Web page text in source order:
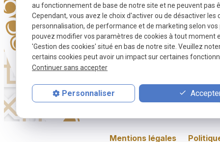
Prière funéraire Toilette rituelle
Mentions légales
au fonctionnement de base de notre site et ne peuvent pas
Cependant, vous avez le choix d'activer ou de désactiver les
personnalisation, de performance et de marketing selon
pouvez modifier vos paramètres de cookies à tout moment
'Gestion des cookies' situé en bas de notre site. Veuillez
certains cookies peut avoir un impact sur certaines
Continuer sans accepter
Personnaliser